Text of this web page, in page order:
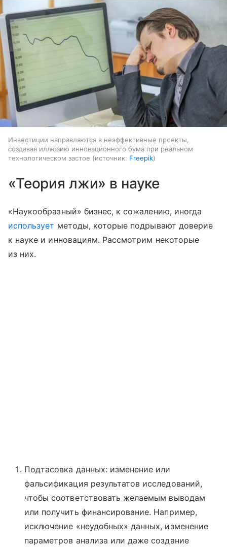
Инвестиции направляются в неэффективные проекты,
создавая иллюзию инновационного бума при реальном
технологическом застое
источник: Freepik
«Теория лжи» в науке
«Наукообразный» бизнес, к сожалению, иногда
использует методы, которые подрывают доверие
к науке и инновациям. Рассмотрим некоторые
из них.
Подтасовка данных: изменение или
фальсификация результатов исследований,
чтобы соответствовать желаемым выводам
или получить финансирование. Например,
исключение «неудобных» данных, изменение
параметров анализа или даже создание